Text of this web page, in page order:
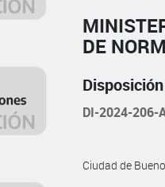
DE
DI-2024-206-
Ciudad de